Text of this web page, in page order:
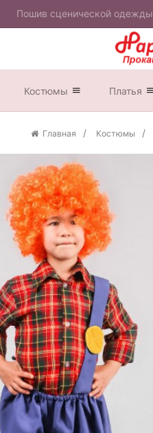
Пошив сценической одежды
Костюмы Платья
Главная Костюмы